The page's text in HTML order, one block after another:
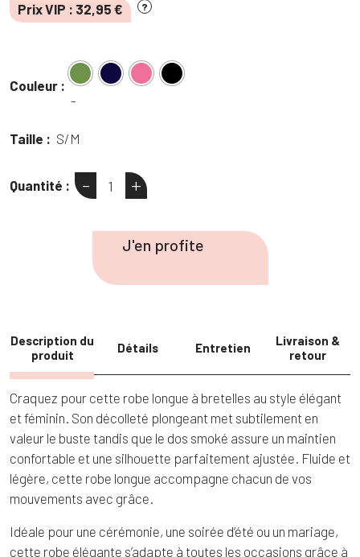
Prix VIP : 32,95 € ?
Couleur :
-
Taille : S/M
Quantité :
quantité
- +
J'en profite
Description du
produit
Détails Entretien
Livraison &
retour
Craquez pour cette robe longue à bretelles au style élégant
et féminin. Son décolleté plongeant met subtilement en
valeur le buste tandis que le dos smoké assure un maintien
confortable et une silhouette parfaitement ajustée. Fluide et
légère, cette robe longue accompagne chacun de vos
mouvements avec grâce.
Idéale pour une cérémonie, une soirée d’été ou un mariage,
cette robe élégante s’adapte à toutes les occasions grâce à